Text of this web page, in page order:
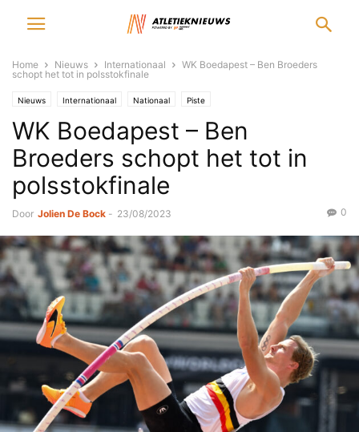
Home Nieuws Internationaal
WK Boedapest – Ben Broeders
schopt het tot in polsstokfinale
Nieuws Internationaal Nationaal Piste
WK Boedapest – Ben
Broeders schopt het tot in
polsstokfinale
Door Jolien De Bock - 23/08/2023 0